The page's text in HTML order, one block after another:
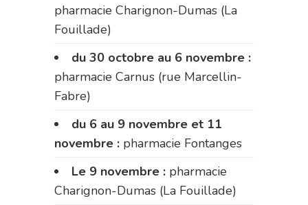
pharmacie Charignon-Dumas (La
Fouillade)
du 30 octobre au 6 novembre :
pharmacie Carnus (rue Marcellin-
Fabre)
du 6 au 9 novembre et 11
novembre : pharmacie Fontanges
Le 9 novembre : pharmacie
Charignon-Dumas (La Fouillade)